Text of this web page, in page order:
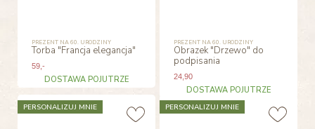
PREZENT NA 60. URODZINY
Torba "Francja elegancja"
59,-
DOSTAWA POJUTRZE
PREZENT NA 60. URODZINY
Obrazek "Drzewo" do
podpisania
24 ,90
DOSTAWA POJUTRZE
PERSONALIZUJ MNIE PERSONALIZUJ MNIE